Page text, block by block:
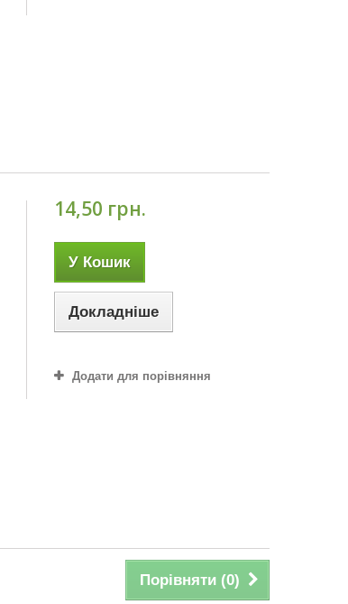
14,50 грн.
У Кошик
Докладніше
Додати для порівняння
Порівняти (0)